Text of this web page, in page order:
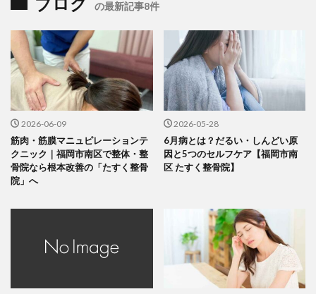
の最新記事8件
2026-06-09
筋肉・筋膜マニュピレーションテ
クニック｜福岡市南区で整体・整
骨院なら根本改善の「たすく整骨
院」へ
2026-05-28
6月病とは？だるい・しんどい原
因と5つのセルフケア【福岡市南
区 たすく整骨院】